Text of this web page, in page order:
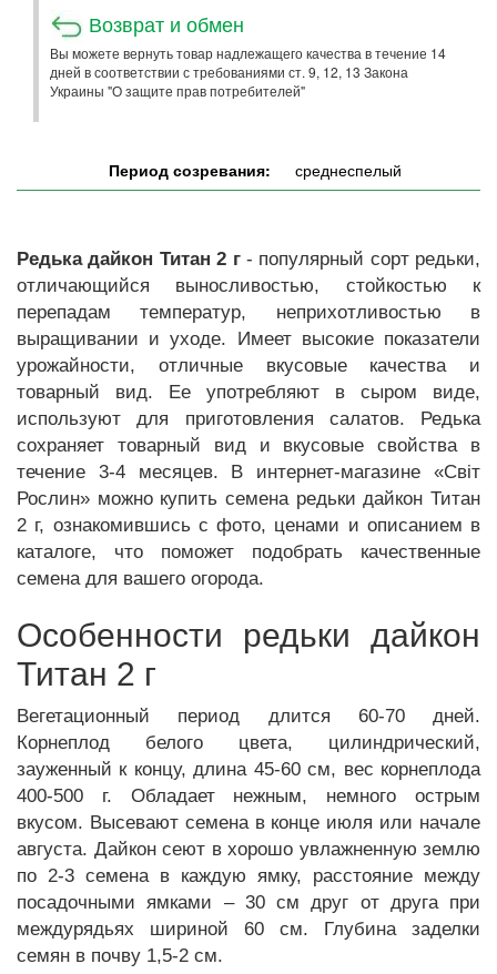
Возврат и обмен
Вы можете вернуть товар надлежащего качества в течение 14
дней в соответствии с требованиями ст. 9, 12, 13 Закона
Украины "О защите прав потребителей"
Период созревания: среднеспелый
Редька дайкон Титан 2 г- популярный сорт редьки,
отличающийся выносливостью, стойкостью к
перепадам температур, неприхотливостью в
выращивании и уходе. Имеет высокие показатели
урожайности, отличные вкусовые качества и
товарный вид. Ее употребляют в сыром виде,
используют для приготовления салатов. Редька
сохраняет товарный вид и вкусовые свойства в
течение 3-4 месяцев. В интернет-магазине «Світ
Рослин» можно купить семена редьки дайкон Титан
2 г, ознакомившись с фото, ценами и описанием в
каталоге, что поможет подобрать качественные
семена для вашего огорода.
Особенности редьки дайкон
Титан 2 г
Вегетационный период длится 60-70 дней.
Корнеплод белого цвета, цилиндрический,
зауженный к концу, длина 45-60 см, вес корнеплода
400-500 г. Обладает нежным, немного острым
вкусом. Высевают семена в конце июля или начале
августа. Дайкон сеют в хорошо увлажненную землю
по 2-3 семена в каждую ямку, расстояние между
посадочными ямками – 30 см друг от друга при
междурядьях шириной 60 см. Глубина заделки
семян в почву 1,5-2 см.